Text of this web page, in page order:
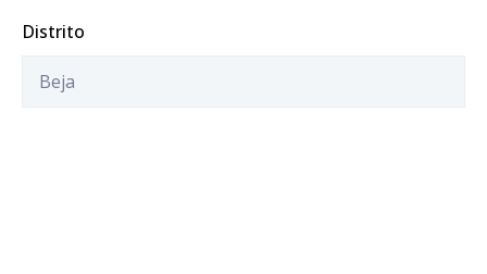
Distrito